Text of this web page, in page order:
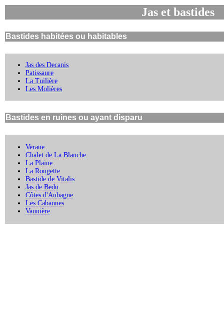
Jas et bastides
Bastides habitées ou habitables
Jas des Decanis
Patissaure
La Tuilière
Les Molières
Bastides en ruines ou ayant disparu
Verane
Chalet de La Blanche
La Plaine
La Rougette
Bastide de Vitalis
Jas de Bedu
Côtes d'Aubagne
Les Cabannes
Vaunière